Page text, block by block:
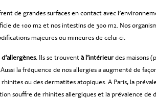
de grandes surfaces en contact avec
de 100 m2 et nos intestins de 300 m2. Nos
majeures ou mineures de celui-ci.
. Ils se trouventà l’intérieurdes maisons
la fréquence de nos allergies a augmenté de
ou des dermatites atopiques. A Paris, la
souffre de rhinites allergiques et la prévalence